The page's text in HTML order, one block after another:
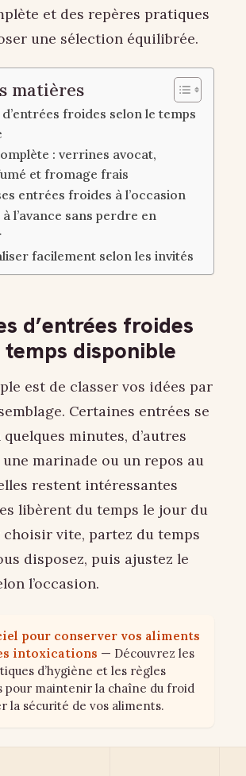
et des repères pratiques
une sélection équilibrée.
matières
d’entrées froides selon le temps
: verrines avocat,
et fromage frais
entrées froides à l’occasion
l’avance sans perdre en
facilement selon les invités
d’entrées froides
disponible
est de classer vos idées par
Certaines entrées se
minutes, d’autres
marinade ou un repos au
restent intéressantes
libèrent du temps le jour du
choisir vite, partez du temps
disposez, puis ajustez le
l’occasion.
pour conserver vos aliments
intoxications — Découvrez les
d’hygiène et les règles
pour maintenir la chaîne du froid
la sécurité de vos aliments.